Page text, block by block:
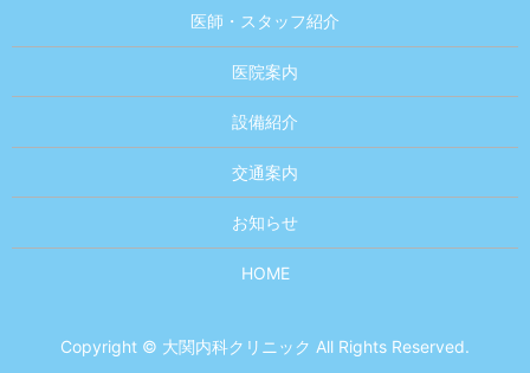
医師・スタッフ紹介
医院案内
設備紹介
交通案内
お知らせ
HOME
Copyright © 大関内科クリニック All Rights Reserved.